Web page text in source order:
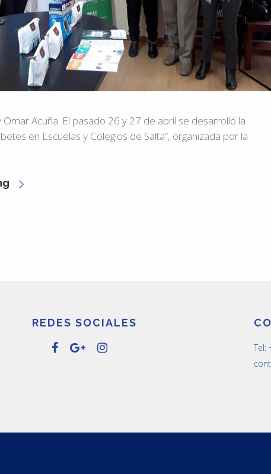
Omar Acuña. El pasado 26 y 27 de abril se desarrolló la
en Escuelas y Colegios de Salta”, organizada por la
REDES SOCIALES
Tel: